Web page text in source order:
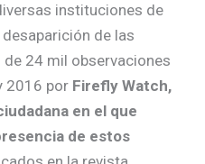
instituciones de
de las
24 mil observaciones
2016 por Firefly Watch,
en el que
de estos